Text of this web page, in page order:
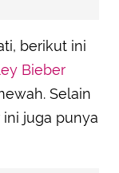
berikut ini
Bieber
Selain
juga punya